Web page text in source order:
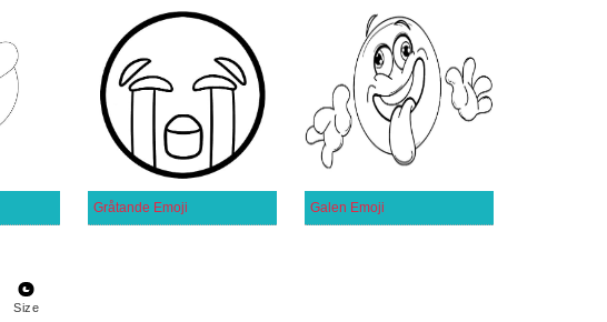
Gråtande Emoji Galen Emoji
Size